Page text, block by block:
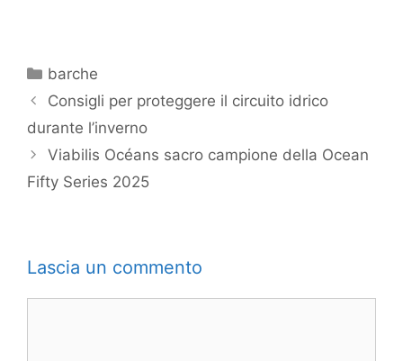
Categorie
barche
Consigli per proteggere il circuito idrico
durante l’inverno
Viabilis Océans sacro campione della Ocean
Fifty Series 2025
Lascia un commento